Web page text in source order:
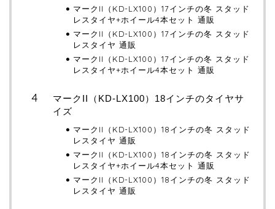
マークII（KD-LX100）17インチの冬 スタッド
レスタイヤ+ホイール4本セット 通販
マークII（KD-LX100）17インチの冬 スタッド
レスタイヤ 通販
マークII（KD-LX100）17インチの冬 スタッド
レスタイヤ+ホイール4本セット 通販
マークII（KD-LX100）18インチのタイヤサ
イズ
マークII（KD-LX100）18インチの冬 スタッド
レスタイヤ 通販
マークII（KD-LX100）18インチの冬 スタッド
レスタイヤ+ホイール4本セット 通販
マークII（KD-LX100）18インチの冬 スタッド
レスタイヤ 通販